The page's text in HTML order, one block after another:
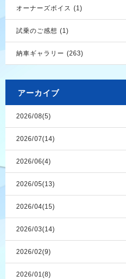
オーナーズボイス (1)
試乗のご感想 (1)
納車ギャラリー (263)
アーカイブ
2026/08(5)
2026/07(14)
2026/06(4)
2026/05(13)
2026/04(15)
2026/03(14)
2026/02(9)
2026/01(8)